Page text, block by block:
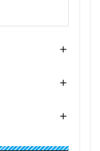
+
+
+